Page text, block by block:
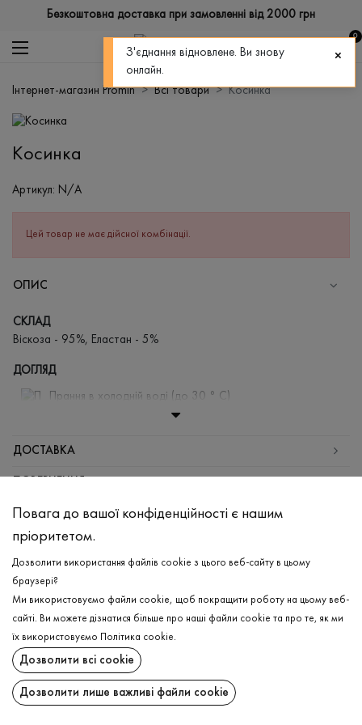
Безкоштовна доставка при замовленні від 2000 грн
0
Інтернет-магазин Promin Всі товари Косинка
Косинка
Артикул: N/A
Цей товар не має дійсної комбінації.
ОПИС
СКЛАД
Віскоза - 95%, Еластан - 5%
ДОГЛЯД
Прання в холодній воді (до 30 ° C)
Відбілювання заборонено
Щадна хімчистка
ДОСТАВКА
Поширити:
ChatGPT
Google
Perplexity Grok
Підпишіться на останні оновлення та дізнавайтеся про новинки та спеціальні
Повага до вашої конфіденційності є нашим
пріоритетом.
Дозволити використання файлів cookie з цього веб-сайту в цьому
браузері?
Ми використовуємо файли cookie, щоб покращити роботу на цьому веб-
сайті. Ви можете дізнатися більше про наші файли cookie та про те, як ми
їх використовуємо
Політика cookie.
Дозволити всі cookie
Дозволити лише важливі файли cookie
З'єднання відновлене. Ви знову
онлайн.